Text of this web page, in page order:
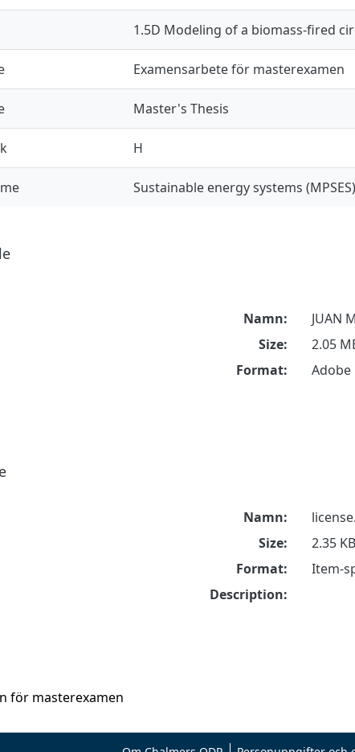
1.5D Modeling of a biomass-fired
Examensarbete för masterexamen
Master's Thesis
H
Sustainable energy systems
Namn:
JUAN
Size:
2.05
Format:
Namn:
Size:
2.35 KB
Format:
Item-
Description:
för masterexamen